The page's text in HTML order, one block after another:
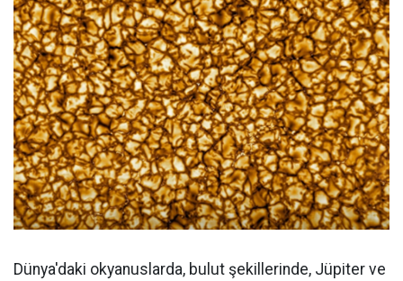
Dünya'daki okyanuslarda, bulut şekillerinde, Jüpiter ve